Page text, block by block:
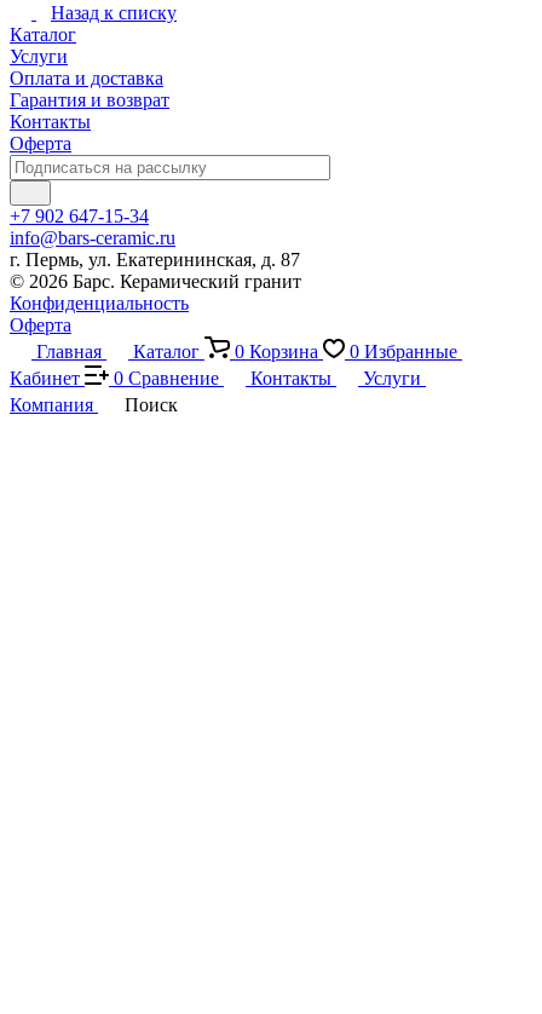
Назад к списку
Каталог
Услуги
Оплата и доставка
Гарантия и возврат
Контакты
Оферта
+7 902 647-15-34
info@bars-ceramic.ru
г. Пермь, ул. Екатерининская, д. 87
© 2026 Барс. Керамический гранит
Конфиденциальность
Оферта
Главная
Каталог 0 Корзина 0 Избранные
Кабинет
0 Сравнение Контакты
Услуги
Компания
Поиск